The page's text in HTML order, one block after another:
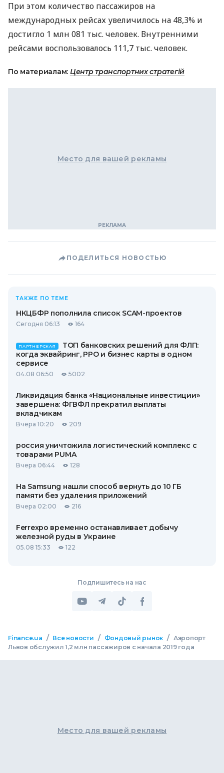
При этом количество пассажиров на
международных рейсах увеличилось на 48,3% и
достигло 1 млн 081 тыс. человек. Внутренними
рейсами воспользовалось 111,7 тыс. человек.
По материалам: Центр транспортних стратегій
Место для вашей рекламы
ПОДЕЛИТЬСЯ НОВОСТЬЮ
ТАКЖЕ ПО ТЕМЕ
НКЦБФР пополнила список SCAM-проектов
Сегодня 06:13 164
ПАРТНЕРСКАЯ
ТОП банковских решений для ФЛП:
когда эквайринг, РРО и бизнес карты в одном
сервисе
04.08 06:50 5002
Ликвидация банка «Национальные инвестиции»
завершена: ФГВФЛ прекратил выплаты
вкладчикам
Вчера 10:20 209
россия уничтожила логистический комплекс с
товарами PUMA
Вчера 06:44 128
На Samsung нашли способ вернуть до 10 ГБ
памяти без удаления приложений
Вчера 02:00 216
Ferrexpo временно останавливает добычу
железной руды в Украине
05.08 15:33 122
Подпишитесь на нас
Finance.ua / Все новости / Фондовый рынок / Аэропорт
Львов обслужил 1,2 млн пассажиров с начала 2019 года
Место для вашей рекламы